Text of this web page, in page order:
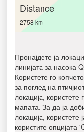
Distance
2758 km
Пронајдете ја
линијата за
Користете го
за поглед на
локација,
мапата. За да ја
локација, користете
користите опцијата